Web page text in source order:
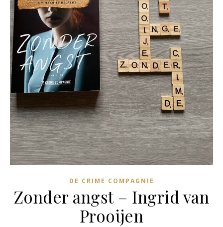
DE CRIME COMPAGNIE
Zonder angst – Ingrid van
Prooijen